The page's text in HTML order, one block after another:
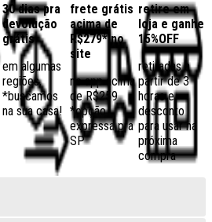
30 dias pra
devolução
grátis
em algumas
regiões,
*buscamos
na sua casa!
frete grátis
acima de
R$279* no
site
no app acima
de R$259
*opção
expressa pra
SP
retire em
loja e ganhe
15%OFF
retiradas a
partir de 3
horas e
desconto
para usar na
próxima
compra